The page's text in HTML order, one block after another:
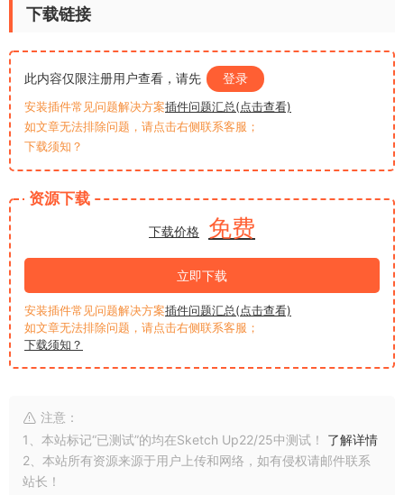
下载链接
此内容仅限注册用户查看，请先 登录
安装插件常见问题解决方案插件问题汇总(点击查看)
如文章无法排除问题，请点击右侧联系客服；
下载须知？
资源下载
下载价格 免费
立即下载
安装插件常见问题解决方案插件问题汇总(点击查看)
如文章无法排除问题，请点击右侧联系客服；
下载须知？
注意：
1、本站标记“已测试”的均在Sketch Up22/25中测试！ 了解详情
2、本站所有资源来源于用户上传和网络，如有侵权请邮件联系
站长！